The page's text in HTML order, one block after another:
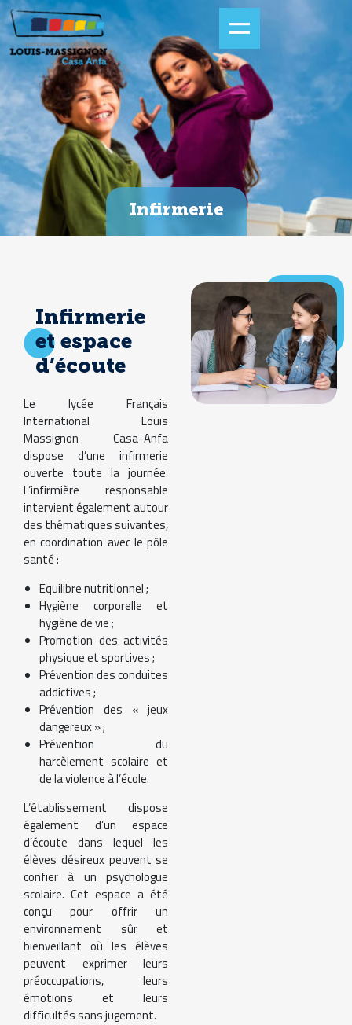
Infirmerie
Infirmerie
et espace
d’écoute
Le lycée Français
International Louis
Massignon Casa-Anfa
dispose d’une infirmerie
ouverte toute la journée.
L’infirmière responsable
intervient également autour
des thématiques suivantes,
en coordination avec le pôle
santé :
Equilibre nutritionnel ;
Hygiène corporelle et
hygiène de vie ;
Promotion des activités
physique et sportives ;
Prévention des conduites
addictives ;
Prévention des « jeux
dangereux » ;
Prévention du
harcèlement scolaire et
de la violence à l’école.
L’établissement dispose
également d’un espace
d’écoute dans lequel les
élèves désireux peuvent se
confier à un psychologue
scolaire. Cet espace a été
conçu pour offrir un
environnement sûr et
bienveillant où les élèves
peuvent exprimer leurs
préoccupations, leurs
émotions et leurs
difficultés sans jugement.